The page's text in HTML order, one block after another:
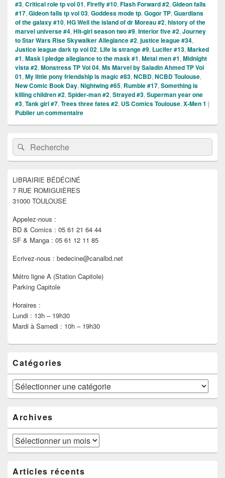
#3, Critical role tp vol 01, Firefly #10, Flash Forward #2, Gideon falls
#17, Gideon falls tp vol 03, Goddess mode tp, Gogor TP, Guardians
of the galaxy #10, HG Well the island of dr Moreau #2, history of the
marvel universe #4, Hit-girl season two #9, Interior five #2, Journey
to Star Wars Rise Skywalker Allegiance #2, justice league #34,
Justice league dark tp vol 02, Life is strange #9, Lucifer #13, Marked
#1, Mask I pledge allegiance to the mask #1, Metal men #1, Midnight
vista #2, Monstress TP Vol 04, Ms Marvel by Saladin Ahmed TP Vol
01, My little pony friendship is magic #83, NCBD, NCBD Toulouse,
New Comic Book Day, Nightwing #65, Rumble #17, Something is
killing children #2, Spider-man #2, Strayed #3, Superman year one
#3, Tank girl #7, Trees three fates #2, US Comics Toulouse, X-Men 1 |
Publier un commentaire
Zone
principale
de
widget
barre
latérale
Recherche :Rechercher
LIBRAIRIE BÉDÉCINÉ
7 RUE ROMIGUIÈRES
31000 TOULOUSE
Appelez-nous :
BD & Comics : 05 61 21 64 44
SF & Manga : 05 61 12 11 85
Ecrivez-nous : bedecine@canalbd.net
Métro ligne A (Station Capitole)
Parking Capitole
Horaires :
Lundi : 13h – 19h30
Mardi à Samedi : 10h – 19h30
Catégories
Catégories
Archives
Archives
Articles récents